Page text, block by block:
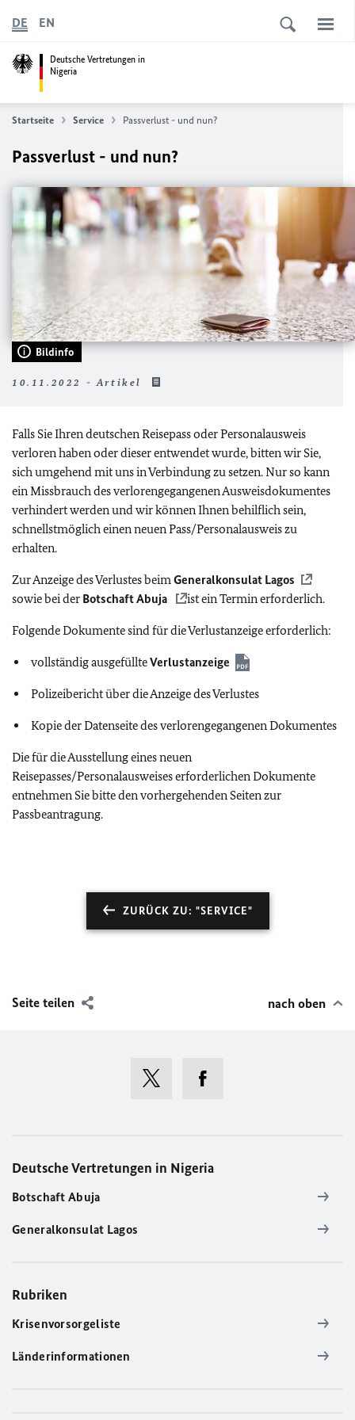
Deutsche Vertretungen in
Nigeria
DE EN
Startseite Service Passverlust - und nun?
Passverlust - und nun?
Bildinfo
10.11.2022 - Artikel
Falls Sie Ihren deutschen Reisepass oder Personalausweis
verloren haben oder dieser entwendet wurde, bitten wir Sie,
sich umgehend mit uns in Verbindung zu setzen. Nur so kann
ein Missbrauch des verlorengegangenen Ausweisdokumentes
verhindert werden und wir können Ihnen behilflich sein,
schnellstmöglich einen neuen Pass/Personalausweis zu
erhalten.
Zur Anzeige des Verlustes beim Generalkonsulat Lagos
sowie bei der Botschaft Abuja ist ein Termin erforderlich.
Folgende Dokumente sind für die Verlustanzeige erforderlich:
vollständig ausgefüllteVerlustanzeige
Polizeibericht über die Anzeige des Verlustes
Kopie der Datenseite des verlorengegangenen Dokumentes
Die für die Ausstellung eines neuen
Reisepasses/Personalausweises erforderlichen Dokumente
entnehmen Sie bitte den vorhergehenden Seiten zur
Passbeantragung.
ZURÜCK ZU: "SERVICE"
Seite teilen nach oben
Deutsche Vertretungen in Nigeria
Botschaft Abuja
Generalkonsulat Lagos
Rubriken
Krisenvorsorgeliste
Länderinformationen